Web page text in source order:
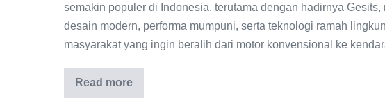
semakin populer di Indonesia, terutama dengan hadirnya
desain modern, performa mumpuni, serta teknologi ramah
masyarakat yang ingin beralih dari motor konvensional ke
Read more